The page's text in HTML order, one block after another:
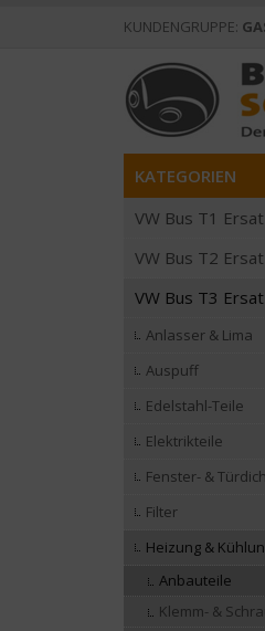
KUNDENGRUPPE:
KATEGORIEN
VW Bus T1
VW Bus T2
VW Bus T3
Anlasser & Lima
Auspuff
Edelstahl-Teile
Elektrikteile
Fenster- &
Filter
Heizung &
Anbauteile
Klemm- &